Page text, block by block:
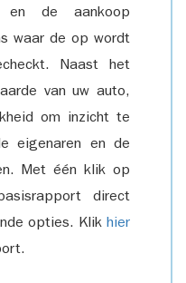
en de aankoop
waar de op wordt
Naast het
van uw auto,
om inzicht te
eigenaren en de
Met één klik op
direct
opties. Klik hier